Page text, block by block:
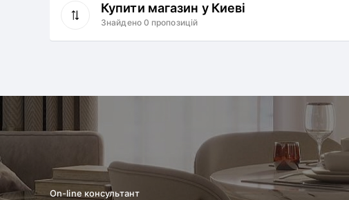
Купити магазин у Киеві
Знайдено 0 пропозицій
On-line консультант